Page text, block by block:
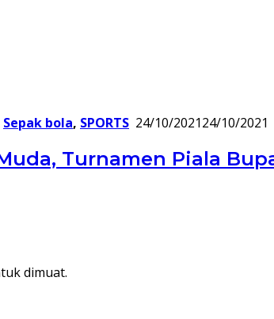
Sepak bola, SPORTS 24/10/202124/10/2021
Turnamen Piala
dimuat.